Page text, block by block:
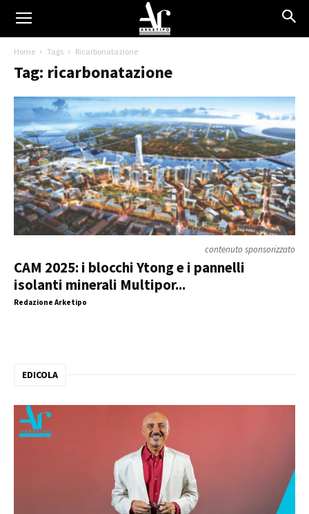
Home Tags Ricarbonatazione
Tag: ricarbonatazione
contenuto sponsorizzato
CAM 2025: i blocchi Ytong e i pannelli
isolanti minerali Multipor...
Redazione Arketipo
EDICOLA